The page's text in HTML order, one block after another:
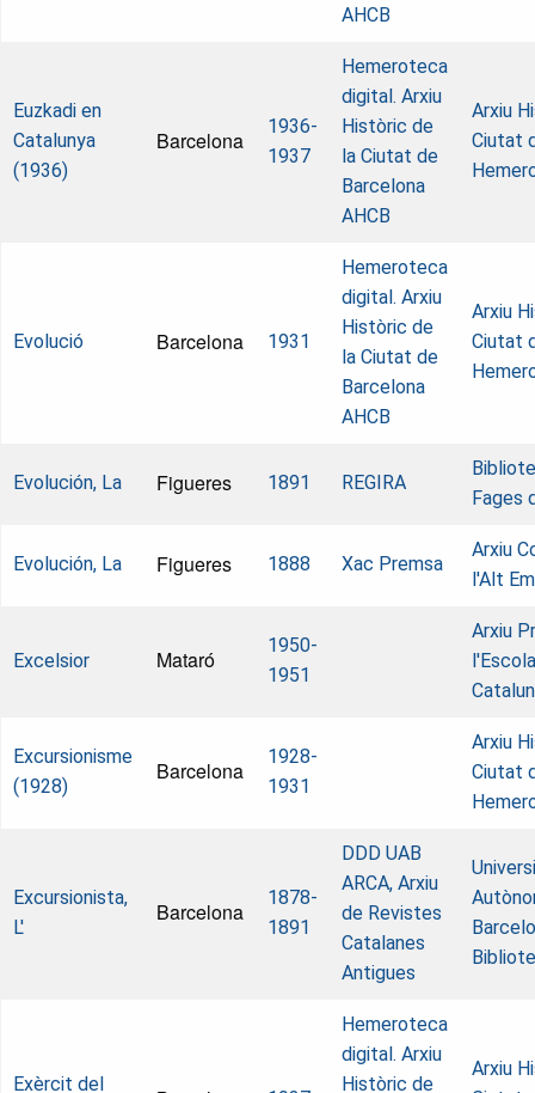
AHCB
Euzkadi en
Catalunya
(1936)
Barcelona
1936-
1937
Hemeroteca
digital. Arxiu
Històric de
la Ciutat de
Barcelona
AHCB
Arxiu
Ciutat
Evolució Barcelona 1931
Hemeroteca
digital. Arxiu
Històric de
la Ciutat de
Barcelona
AHCB
Arxiu
Ciutat
Evolución, La Figueres 1891 REGIRA
Fages
Evolución, La Figueres 1888 Xac Premsa
Arxiu
l'Alt
Excelsior Mataró
1950-
1951
Arxiu
Excursionisme
(1928)
Barcelona
1928-
1931
Arxiu
Ciutat
Excursionista,
L'
Barcelona
1878-
1891
DDD UAB
ARCA, Arxiu
de Revistes
Catalanes
Antigues
Exèrcit del
Hemeroteca
digital. Arxiu
Històric de
Arxiu